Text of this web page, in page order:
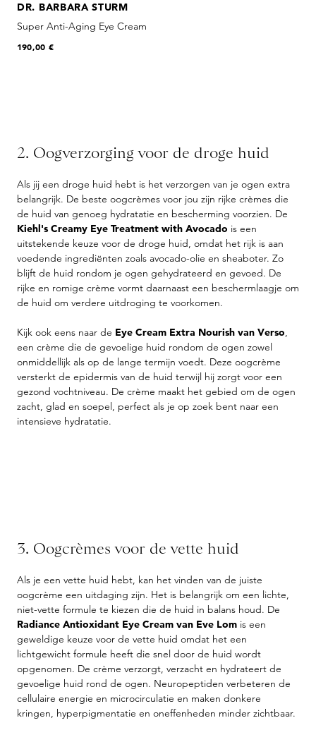
DR. BARBARA STURM
Super Anti-Aging Eye Cream
190,00 €
2. Oogverzorging voor de droge huid
Als jij een droge huid hebt is het verzorgen van je ogen extra
belangrijk. De beste oogcrèmes voor jou zijn rijke crèmes die
de huid van genoeg hydratatie en bescherming voorzien. De
Kiehl's Creamy Eye Treatment with Avocado is een
uitstekende keuze voor de droge huid, omdat het rijk is aan
voedende ingrediënten zoals avocado-olie en sheaboter. Zo
blijft de huid rondom je ogen gehydrateerd en gevoed. De
rijke en romige crème vormt daarnaast een beschermlaagje om
de huid om verdere uitdroging te voorkomen.
Kijk ook eens naar de Eye Cream Extra Nourish van Verso,
een crème die de gevoelige huid rondom de ogen zowel
onmiddellijk als op de lange termijn voedt. Deze oogcrème
versterkt de epidermis van de huid terwijl hij zorgt voor een
gezond vochtniveau. De crème maakt het gebied om de ogen
zacht, glad en soepel, perfect als je op zoek bent naar een
intensieve hydratatie.
3. Oogcrèmes voor de vette huid
Als je een vette huid hebt, kan het vinden van de juiste
oogcrème een uitdaging zijn. Het is belangrijk om een lichte,
niet-vette formule te kiezen die de huid in balans houd. De
Radiance Antioxidant Eye Cream van Eve Lom is een
geweldige keuze voor de vette huid omdat het een
lichtgewicht formule heeft die snel door de huid wordt
opgenomen. De crème verzorgt, verzacht en hydrateert de
gevoelige huid rond de ogen. Neuropeptiden verbeteren de
cellulaire energie en microcirculatie en maken donkere
kringen, hyperpigmentatie en oneffenheden minder zichtbaar.